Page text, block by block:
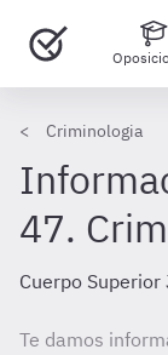
Criminologia
47.
Cuerpo
Te damos